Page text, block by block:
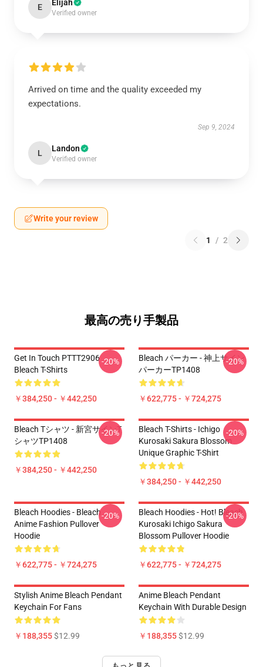
E Elijah
Verified owner
Arrived on time and the quality exceeded my
expectations.
Sep 9, 2024
L Landon
Verified owner
Write your review
1 / 2
最高の売り手製品
Get In Touch PTTT2906
Bleach T-Shirts
￥384,250 - ￥442,250
-20%
Bleach パーカー - 神上サイン
パーカーTP1408
￥622,775 - ￥724,275
-20%
Bleach Tシャツ - 新宮サインT
シャツTP1408
￥384,250 - ￥442,250
-20%
Bleach T-Shirts - Ichigo
Kurosaki Sakura Blossom
Unique Graphic T-Shirt
￥384,250 - ￥442,250
-20%
Bleach Hoodies - Bleach
Anime Fashion Pullover
Hoodie
￥622,775 - ￥724,275
-20%
Bleach Hoodies - Hot! Bleach
Kurosaki Ichigo Sakura
Blossom Pullover Hoodie
￥622,775 - ￥724,275
-20%
Stylish Anime Bleach Pendant
Keychain For Fans
￥188,355$12.99
Anime Bleach Pendant
Keychain With Durable Design
￥188,355$12.99